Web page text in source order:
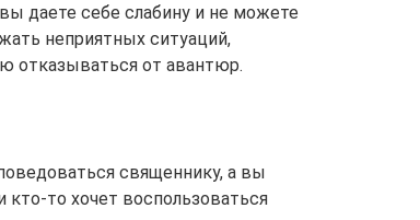
даете себе слабину и не можете
неприятных ситуаций,
отказываться от авантюр.
священнику, а вы
кто-то хочет воспользоваться